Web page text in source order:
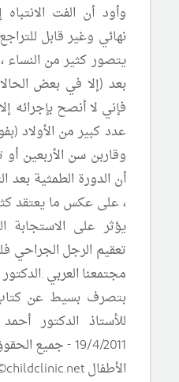
وأود أن الفت
نهائي وغير قابل
يتصور كثير من النساء
بعد (إلا في بعض
فإني لا أنصح بإجرائه
عدد كبير من الأولاد
وقاربن سن الأربعين أو
أن الدورة الطمثية بعد
، على عكس ما يعتقد
يؤثر على الاستجابة
تعقيم الرجل الجراحي
مجتمعنا العربي .
بتصرف بسيط عن كتاب
للأستاذ الدكتور
19/4/2011 -
الأطفال Copyright ©childclinic.net.